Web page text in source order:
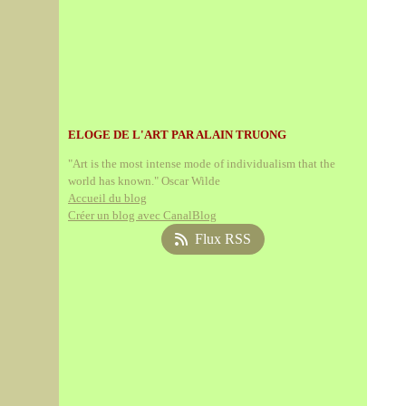
ELOGE DE L'ART PAR ALAIN TRUONG
"Art is the most intense mode of individualism that the
world has known." Oscar Wilde
Accueil du blog
Créer un blog avec CanalBlog
Flux RSS